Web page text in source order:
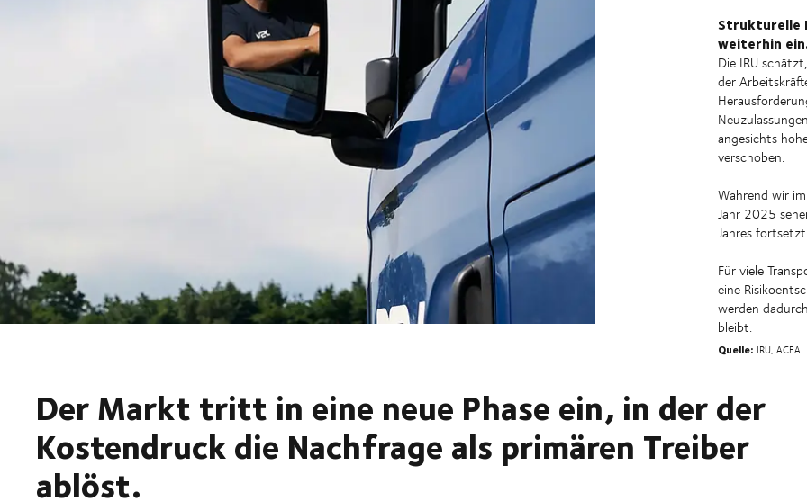
Strukturelle
weiterhin
Die IRU
der
angesichts
verschoben.
Während wir
Jahr 2025
Jahres
Für viele
eine
werden
bleibt.
Quelle: IRU, ACEA
Der Markt tritt in eine neue Phase ein, in der der
Kostendruck die Nachfrage als primären Treiber
ablöst.